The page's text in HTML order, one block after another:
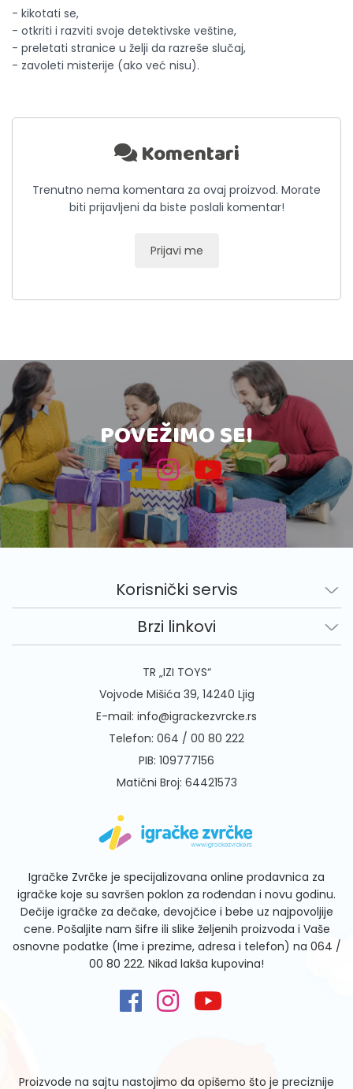
- kikotati se,
- otkriti i razviti svoje detektivske veštine,
- preletati stranice u želji da razreše slučaj,
- zavoleti misterije (ako već nisu).
Komentari
Trenutno nema komentara za ovaj proizvod. Morate
biti prijavljeni da biste poslali komentar!
Prijavi me
POVEŽIMO SE!
Korisnički servis
Brzi linkovi
TR „IZI TOYS“
Vojvode Mišića 39, 14240 Ljig
E-mail: info@igrackezvrcke.rs
Telefon: 064 / 00 80 222
PIB: 109777156
Matični Broj: 64421573
Igračke Zvrčke je specijalizovana online prodavnica za
igračke koje su savršen poklon za rođendan i novu godinu.
Dečije igračke za dečake, devojčice i bebe uz najpovoljije
cene. Pošaljite nam šifre ili slike željenih proizvoda i Vaše
osnovne podatke (Ime i prezime, adresa i telefon) na 064 /
00 80 222. Nikad lakša kupovina!
Proizvode na sajtu nastojimo da opišemo što je preciznije